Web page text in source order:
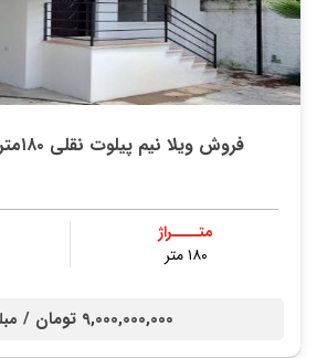
فروش ویلا نیم پیلوت نقلی ۱۸۰متر سند دار در نور
متــــراژ
۱۸۰ متر
9,000,000,000 تومان /